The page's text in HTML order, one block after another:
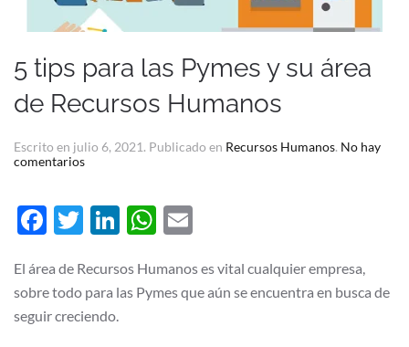
5 tips para las Pymes y su área
de Recursos Humanos
Escrito en julio 6, 2021. Publicado en Recursos Humanos. No hay
comentariosen
para
las
Pymes
su
área
de
Humanos
Facebook
Twitter
LinkedIn
WhatsApp
El área de Recursos Humanos es vital cualquier empresa,
sobre todo para las Pymes que aún se encuentra en busca de
seguir creciendo.